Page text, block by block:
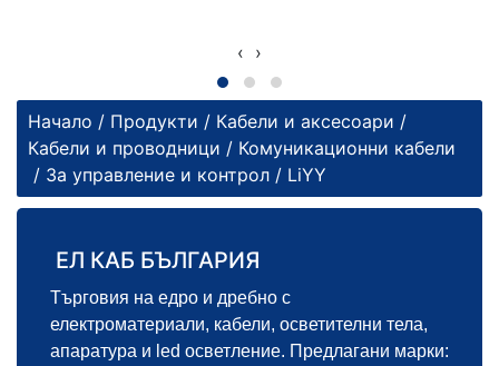
‹ ›
Начало / Продукти / Кабели и аксесоари /
Кабели и проводници / Комуникационни кабели
/ За управление и контрол / LiYY
ЕЛ КАБ БЪЛГАРИЯ
Търговия на едро и дребно с
електроматериали, кабели, осветителни тела,
апаратура и led осветление. Предлагани марки: